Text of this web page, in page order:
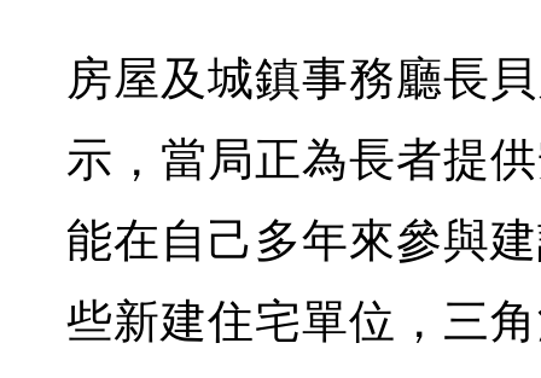
房屋及城鎮事務廳長
示，當局正為長者提
能在自己多年來參與
些新建住宅單位，三